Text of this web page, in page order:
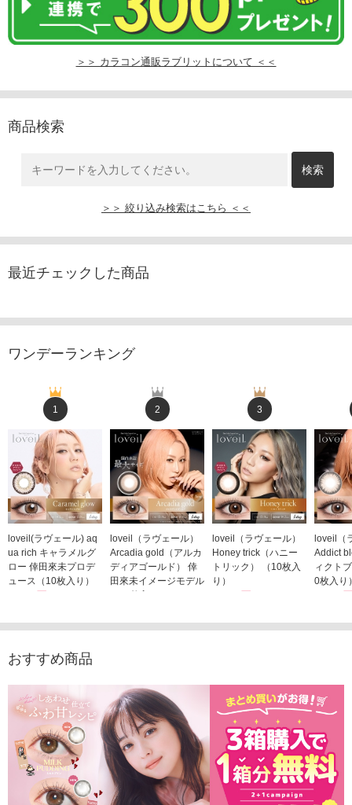
＞＞ カラコン通販ラブリットについて ＜＜
商品検索
＞＞ 絞り込み検索はこちら ＜＜
最近チェックした商品
ワンデーランキング
1
loveil(ラヴェール) aq
ua rich キャラメルグ
ロー 倖田來未プロデ
ュース（10枚入り）
2
loveil（ラヴェール）
Arcadia gold（アルカ
ディアゴールド） 倖
田來未イメージモデル
（10枚入り）
3
loveil（ラヴェール）
Honey trick（ハニー
トリック） （10枚入
り）
loveil（
Addict
ィクト
0枚入り
おすすめ商品